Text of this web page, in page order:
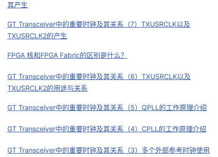
其产生
GT Transceiver中的重要时钟及其关系（7）TXUSRCLK以及
TXUSRCLK2的产生
FPGA 核和FPGA Fabric的区别是什么？
GT Transceiver中的重要时钟及其关系（6）TXUSRCLK以及
TXUSRCLK2的用途与关系
GT Transceiver中的重要时钟及其关系（5）QPLL的工作原理介绍
GT Transceiver中的重要时钟及其关系（4）CPLL的工作原理介绍
GT Transceiver中的重要时钟及其关系（3）多个外部参考时钟使用